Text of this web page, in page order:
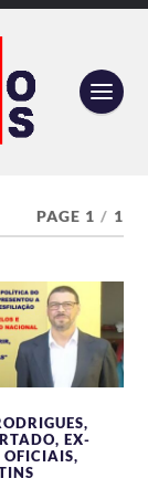
PAGE 1 / 1
,
,EX-
OFICIAIS,